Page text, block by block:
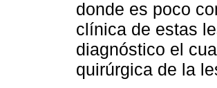
donde es poco
clínica de estas
diagnóstico el
quirúrgica de la